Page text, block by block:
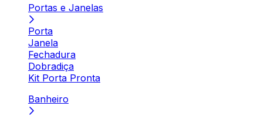
Portas e Janelas
Porta
Janela
Fechadura
Dobradiça
Kit Porta Pronta
Banheiro